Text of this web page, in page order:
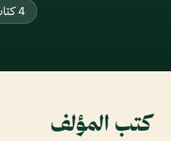
4 كتاب
كتب المؤلف